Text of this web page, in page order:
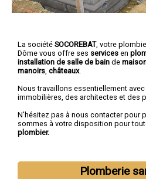
La société SOCOREBAT, votre
Dôme vous offre ses services en
installation de salle de bain de
manoirs châteaux.
Nous travaillons essentiellement
immobilières, des architectes et des
N'hésitez pas à nous contacter pour
sommes à votre disposition pour
plombier.
Plomberie